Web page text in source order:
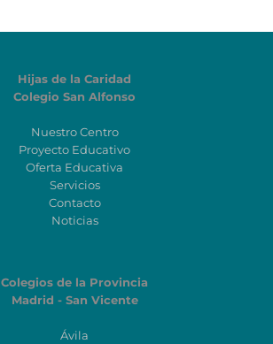
Hijas de la Caridad
Colegio San Alfonso
Nuestro Centro
Proyecto Educativo
Oferta Educativa
Servicios
Contacto
Noticias
Colegios de la Provincia
Madrid - San Vicente
Ávila